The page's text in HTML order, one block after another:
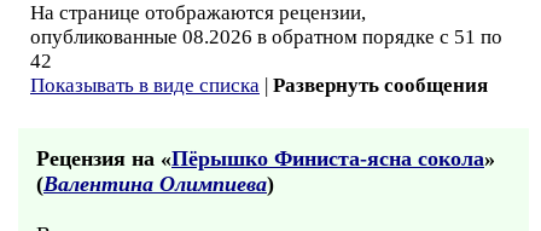
На странице отображаются рецензии,
опубликованные 08.2026 в обратном порядке с 51 по
42
Показывать в виде списка | Развернуть сообщения
Рецензия на «Пёрышко Финиста-ясна сокола»
(Валентина Олимпиева)